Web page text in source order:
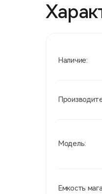
Наличие:
Модель:
Емкость